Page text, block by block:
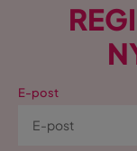
E-post